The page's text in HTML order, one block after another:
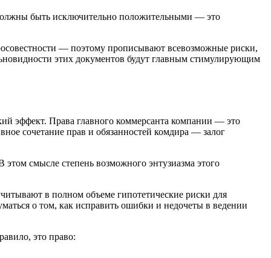
быть исключительно положительными — это
— поэтому прописывают всевозможные риски,
этих документов будут главным стимулирующим
эффект. Права главного коммерсанта компании — это
сочетание прав и обязанностей комдира — залог
смысле степень возможного энтузиазма этого
в полном объеме гипотетические риски для
о том, как исправить ошибки и недочеты в ведении
это право: